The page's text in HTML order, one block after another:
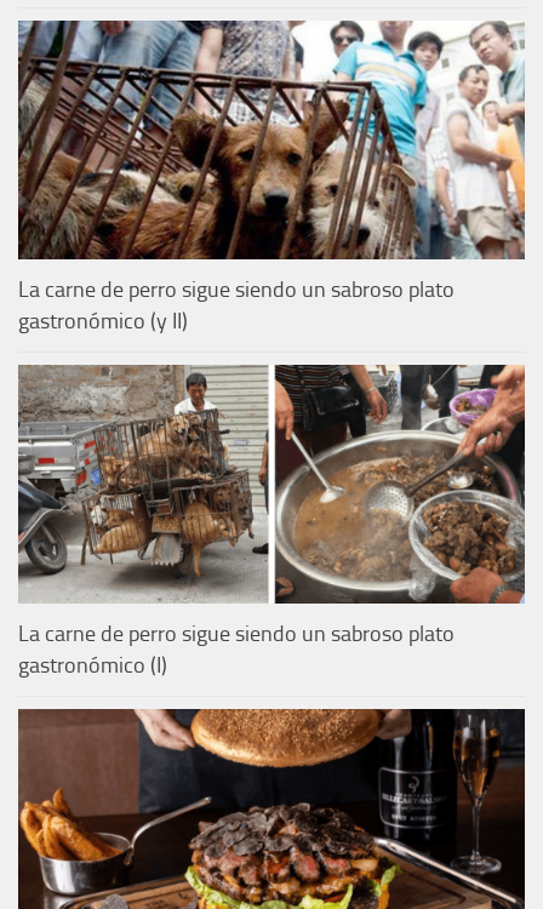
La carne de perro sigue siendo un sabroso plato
gastronómico (y II)
La carne de perro sigue siendo un sabroso plato
gastronómico (I)